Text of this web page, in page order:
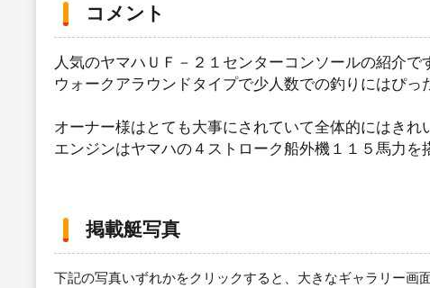
コメント
人気のヤマハＵＦ－２１センターコンソールの紹介で
ウォークアラウンドタイプで少人数での釣りにはぴ
オーナー様はとても大事にされていて全体的にはきれ
エンジンはヤマハの４ストローク船外機１１５馬力
掲載艇写真
下記の写真いずれかをクリックすると、大きなギャラリー画